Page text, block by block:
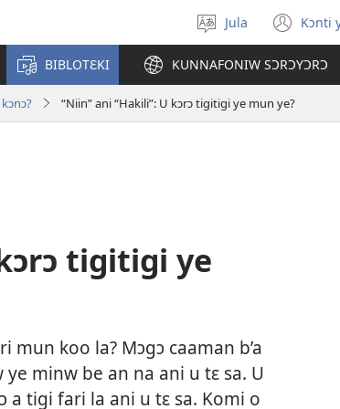
Kaan
dɔ
sugandi
Jula Kɔnti
une
BIBLOTƐKI KUNNAFONIW SƆRƆYƆRƆ
“Niin” ani “Hakili”: U kɔrɔ tigitigi ye mun ye?
tigitigi ye
mun koo la? Mɔgɔ caaman b’a
ye minw be an na ani u tɛ sa. U
a tigi fari la ani u tɛ sa. Komi o